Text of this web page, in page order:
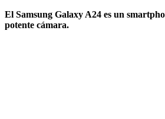
El Samsung Galaxy A24 es un
potente cámara.